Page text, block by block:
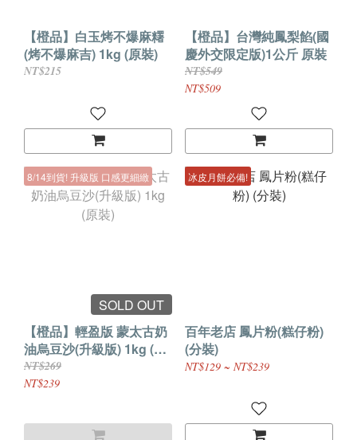
【橙品】白玉烤不爆麻糬
(烤不爆麻吉) 1kg (原裝)
NT$215
【橙品】台灣純鳳梨餡(國
慶外交限定版)1公斤 原裝
NT$549
NT$509
8/14到貨! 升級版 口感更細緻
SOLD OUT
【橙品】輕盈版 蒙太古奶
油烏豆沙(升級版) 1kg (原
裝)
NT$269
NT$239
冰皮月餅必備!
百年老店 鳳片粉(糕仔粉)
(分裝)
NT$129 ~ NT$239